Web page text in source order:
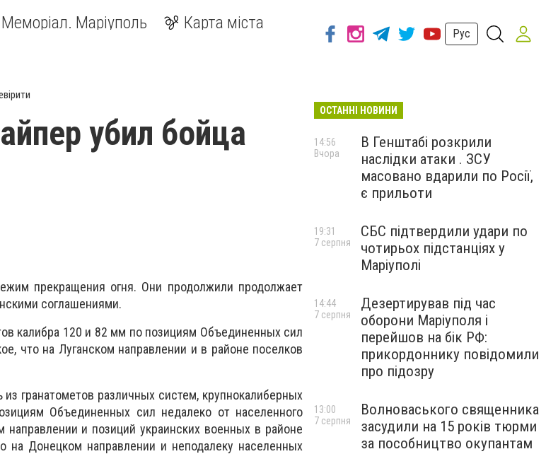
Меморіал. Маріуполь Карта міста
Рус
убил бойца
прекращения огня. Они продолжили продолжает
соглашениями.
калибра 120 и 82 мм по позициям Объединенных сил
что на Луганском направлении и в районе поселков
гранатометов различных систем, крупнокалиберных
Объединенных сил недалеко от населенного
направлении и позиций украинских военных в районе
на Донецком направлении и неподалеку населенных
ОСТАННІ НОВИНИ
В Генштабі розкрили
наслідки атаки . ЗСУ
масовано вдарили по Росії,
є прильоти
14:56
Вчора
СБС підтвердили удари по
чотирьох підстанціях у
Маріуполі
19:31
7 серпня
Дезертирував під час
оборони Маріуполя і
перейшов на бік РФ:
прикордоннику повідомили
про підозру
14:44
7 серпня
Волноваського священника
засудили на 15 років тюрми
за пособництво окупантам
13:00
7 серпня